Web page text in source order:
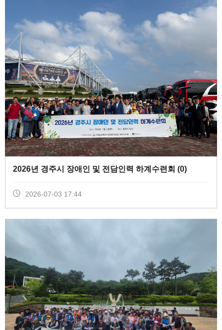
2026년 경주시 장애인 및 전담인력 하계수련회 (0)
2026-07-03 17:44